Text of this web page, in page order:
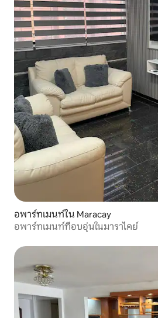
อพาร์ทเมนท์ใน Maracay
อพาร์ทเมนท์ที่อบอุ่นในมาราไคย์